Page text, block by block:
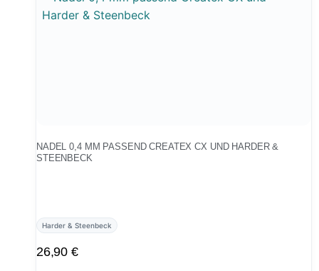
NADEL 0,4 MM PASSEND CREATEX CX UND HARDER &
STEENBECK
Harder & Steenbeck
26,90 €